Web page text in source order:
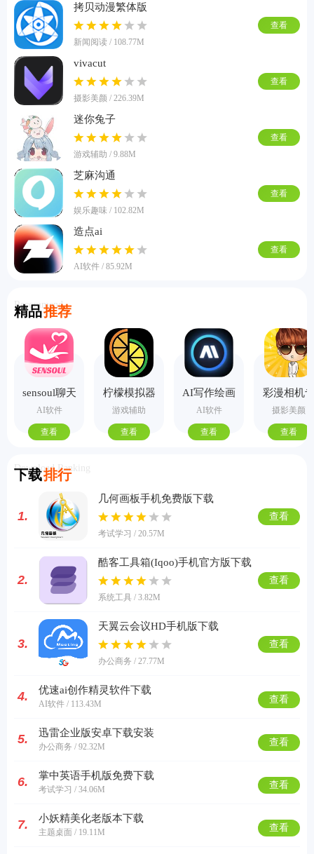
拷贝动漫繁体版
新闻阅读 / 108.77M
查看
vivacut
摄影美颜 / 226.39M
查看
迷你兔子
游戏辅助 / 9.88M
查看
芝麻沟通
娱乐趣味 / 102.82M
查看
造点ai
AI软件 / 85.92M
查看
精品推荐
Recommend
sensoul聊天
AI软件
查看
柠檬模拟器
手机版
游戏辅助
查看
AI写作绘画
视频PPT助
手
AI软件
查看
彩漫相机
业版
摄影美颜
查看
下载排行
Download Ranking
1.
几何画板手机免费版下载
考试学习 / 20.57M
查看
2.
酷客工具箱(Iqoo)手机官方版下载
系统工具 / 3.82M
查看
3.
天翼云会议HD手机版下载
办公商务 / 27.77M
查看
4. 优速ai创作精灵软件下载
AI软件 / 113.43M 查看
5. 迅雷企业版安卓下载安装
办公商务 / 92.32M 查看
6. 掌中英语手机版免费下载
考试学习 / 34.06M 查看
7. 小妖精美化老版本下载
主题桌面 / 19.11M 查看